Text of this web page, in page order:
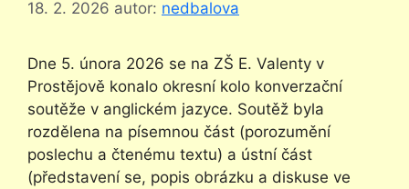
18. 2. 2026 autor: nedbalova
Dne 5. února 2026 se na ZŠ E. Valenty v
Prostějově konalo okresní kolo konverzační
soutěže v anglickém jazyce. Soutěž byla
rozdělena na písemnou část (porozumění
poslechu a čtenému textu) a ústní část
(představení se, popis obrázku a diskuse ve